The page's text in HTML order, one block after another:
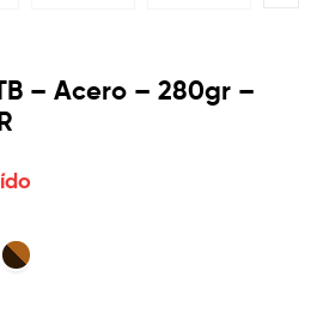
– Acero – 280gr –